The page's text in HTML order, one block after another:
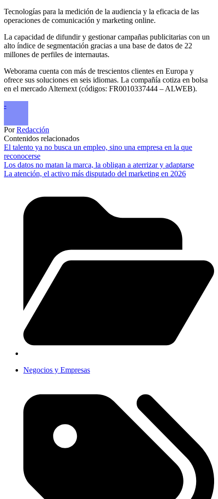
Tecnologías para la medición de la audiencia y la eficacia de las
operaciones de comunicación y marketing online.
La capacidad de difundir y gestionar campañas publicitarias con un
alto índice de segmentación gracias a una base de datos de 22
millones de perfiles de internautas.
Weborama cuenta con más de trescientos clientes en Europa y
ofrece sus soluciones en seis idiomas. La compañía cotiza en bolsa
en el mercado Alternext (códigos: FR0010337444 – ALWEB).
-
PorRedacción
Contenidos relacionados
El talento ya no busca un empleo, sino una empresa en la que
reconocerse
Los datos no matan la marca, la obligan a aterrizar y adaptarse
La atención, el activo más disputado del marketing en 2026
Negocios y Empresas